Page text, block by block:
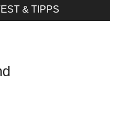
& TIPPS